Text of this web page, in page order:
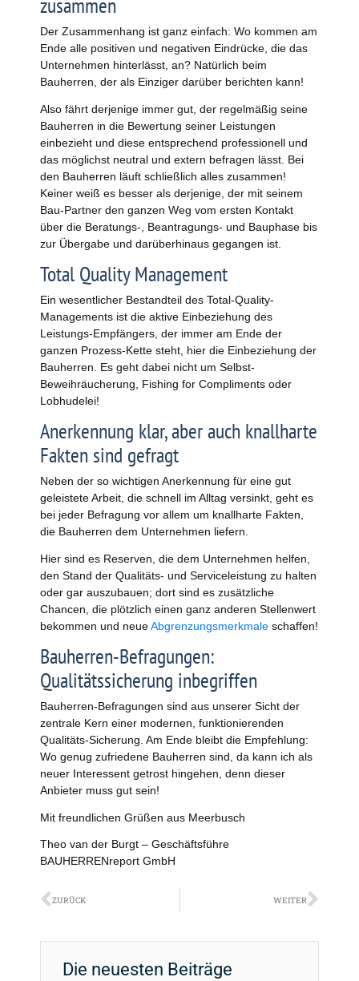
zusammen
Der Zusammenhang ist ganz einfach: Wo kommen am
Ende alle positiven und negativen Eindrücke, die das
Unternehmen hinterlässt, an? Natürlich beim
Bauherren, der als Einziger darüber berichten kann!
Also fährt derjenige immer gut, der regelmäßig seine
Bauherren in die Bewertung seiner Leistungen
einbezieht und diese entsprechend professionell und
das möglichst neutral und extern befragen lässt. Bei
den Bauherren läuft schließlich alles zusammen!
Keiner weiß es besser als derjenige, der mit seinem
Bau-Partner den ganzen Weg vom ersten Kontakt
über die Beratungs-, Beantragungs- und Bauphase bis
zur Übergabe und darüberhinaus gegangen ist.
Total Quality Management
Ein wesentlicher Bestandteil des Total-Quality-
Managements ist die aktive Einbeziehung des
Leistungs-Empfängers, der immer am Ende der
ganzen Prozess-Kette steht, hier die Einbeziehung der
Bauherren. Es geht dabei nicht um Selbst-
Beweihräucherung, Fishing for Compliments oder
Lobhudelei!
Anerkennung klar, aber auch knallharte
Fakten sind gefragt
Neben der so wichtigen Anerkennung für eine gut
geleistete Arbeit, die schnell im Alltag versinkt, geht es
bei jeder Befragung vor allem um knallharte Fakten,
die Bauherren dem Unternehmen liefern.
Hier sind es Reserven, die dem Unternehmen helfen,
den Stand der Qualitäts- und Serviceleistung zu halten
oder gar auszubauen; dort sind es zusätzliche
Chancen, die plötzlich einen ganz anderen Stellenwert
bekommen und neueAbgrenzungsmerkmale schaffen!
Bauherren-Befragungen:
Qualitätssicherung inbegriffen
Bauherren-Befragungen sind aus unserer Sicht der
zentrale Kern einer modernen, funktionierenden
Qualitäts-Sicherung. Am Ende bleibt die Empfehlung:
Wo genug zufriedene Bauherren sind, da kann ich als
neuer Interessent getrost hingehen, denn dieser
Anbieter muss gut sein!
Mit freundlichen Grüßen aus Meerbusch
Theo van der Burgt – Geschäftsführe
BAUHERRENreport GmbH
Zurück
ZURÜCK WEITER
Die neuesten Beiträge